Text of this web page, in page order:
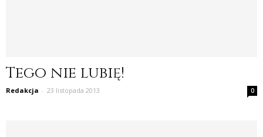
Tego nie lubię!
Redakcja - 23 listopada 2013 0